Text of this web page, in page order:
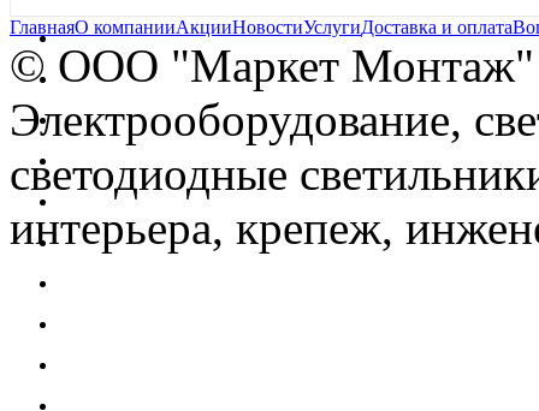
ГлавнаяО компанииАкцииНовостиУслугиДоставка и оплата
© OOO "Маркет Монтаж"
Электрооборудование,
светодиодные
интерьера, крепеж,